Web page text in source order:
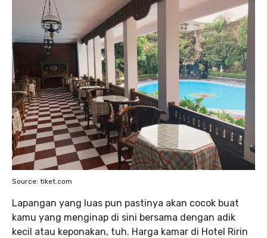
Source: tiket.com
Lapangan yang luas pun pastinya akan cocok buat
kamu yang menginap di sini bersama dengan adik
kecil atau keponakan, tuh. Harga kamar di Hotel Ririn